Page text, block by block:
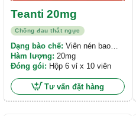
Chống đau thắt ngực
Teanti 20mg
Dạng bào chế: Viên nén bao
phim
Hàm lượng: 20mg
Đóng gói: Hộp 6 vỉ x 10 viên
Tư vấn đặt hàng